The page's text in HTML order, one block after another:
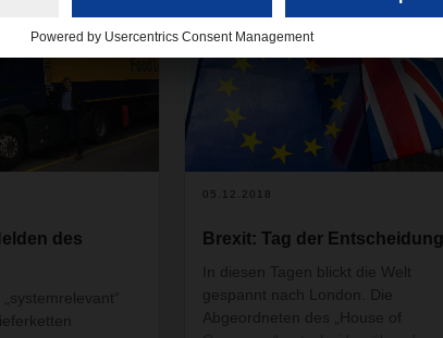
des
05.12.2018
Brexit: Tag der Entscheidung
In diesen Tagen blickt die Welt
gespannt nach London. Die
Abgeordneten des „House of